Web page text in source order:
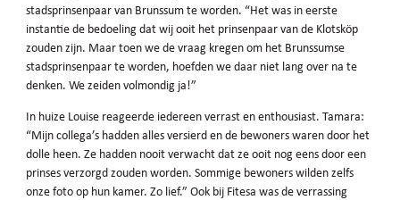
stadsprinsenpaar van Brunssum te worden. “Het was in eerste
instantie de bedoeling dat wij ooit het prinsenpaar van de Klotsköp
zouden zijn. Maar toen we de vraag kregen om het Brunssumse
stadsprinsenpaar te worden, hoefden we daar niet lang over na te
denken. We zeiden volmondig ja!”
In huize Louise reageerde iedereen verrast en enthousiast. Tamara:
“Mijn collega’s hadden alles versierd en de bewoners waren door het
dolle heen. Ze hadden nooit verwacht dat ze ooit nog eens door een
prinses verzorgd zouden worden. Sommige bewoners wilden zelfs
onze foto op hun kamer. Zo lief.” Ook bij Fitesa was de verrassing